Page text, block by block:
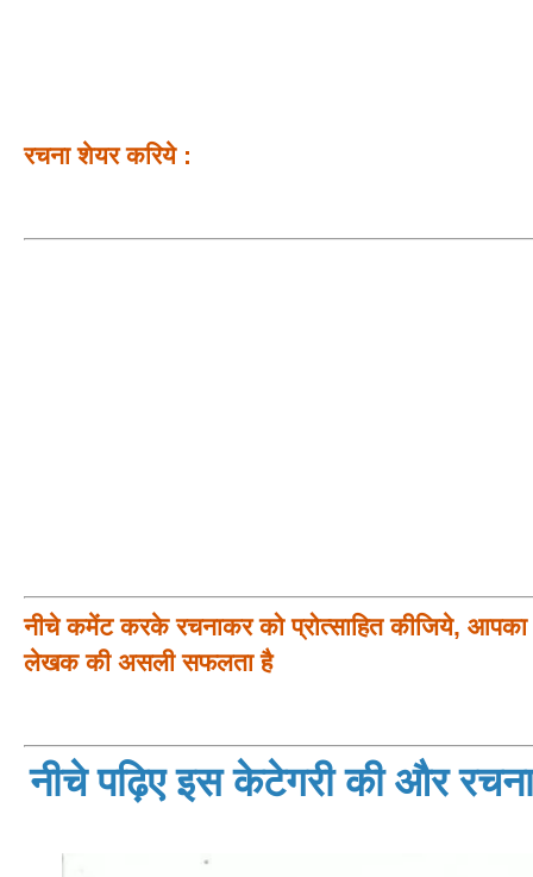
रचना शेयर करिये :
नीचे कमेंट करके रचनाकर को प्रोत्साहित कीजिये, आपका
लेखक की असली सफलता है
नीचे पढ़िए इस केटेगरी की और